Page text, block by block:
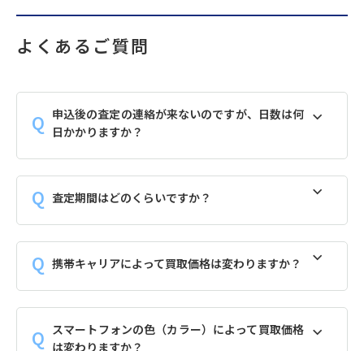
よくあるご質問
申込後の査定の連絡が来ないのですが、日数は何
日かかりますか？
査定期間はどのくらいですか？
携帯キャリアによって買取価格は変わりますか？
スマートフォンの色（カラー）によって買取価格
は変わりますか？